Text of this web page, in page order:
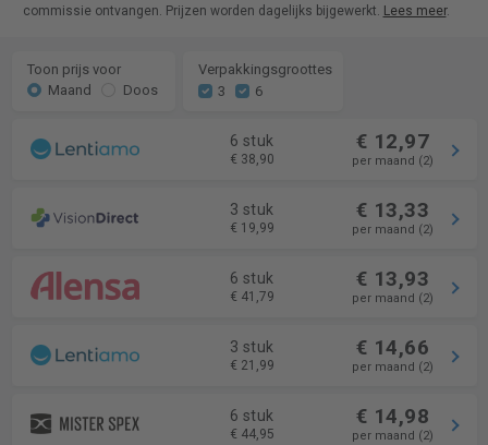
commissie ontvangen. Prijzen worden dagelijks bijgewerkt. Lees meer.
Toon prijs voor
Maand
Doos
Verpakkingsgroottes
3
6
6 stuk
€ 38,90
€ 12,97
per maand (2)
3 stuk
€ 19,99
€ 13,33
per maand (2)
6 stuk
€ 41,79
€ 13,93
per maand (2)
3 stuk
€ 21,99
€ 14,66
per maand (2)
6 stuk
€ 44,95
€ 14,98
per maand (2)